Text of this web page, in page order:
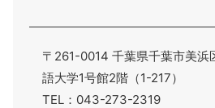
〒261-0014 千葉県千葉市美浜
語大学1号館2階（1-217）
TEL：043-273-2319